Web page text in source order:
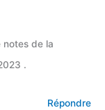
notes de la
.
Répondre